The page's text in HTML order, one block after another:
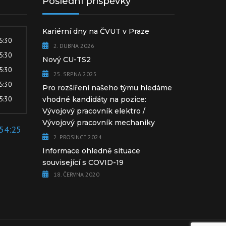
Kariérní dny na ČVUT v Praze
2. DUBNA 2026
Nový CU-TS2
25. SRPNA 2025
Pro rozšíření našeho týmu hledáme
vhodné kandidáty na pozice:
Vývojový pracovník elektro /
Vývojový pracovník mechaniky
2. PROSINCE 2024
Informace ohledně situace
související s COVID-19
18. ČERVNA 2020